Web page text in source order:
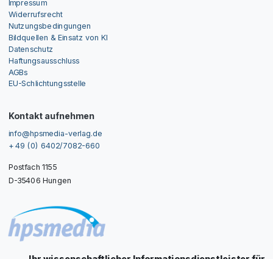
Impressum
Widerrufsrecht
Nutzungsbedingungen
Bildquellen & Einsatz von KI
Datenschutz
Haftungsausschluss
AGBs
EU-Schlichtungsstelle
Kontakt aufnehmen
info@hpsmedia-verlag.de
+ 49 (0) 6402/7082-660
Postfach 1155
D-35406 Hungen